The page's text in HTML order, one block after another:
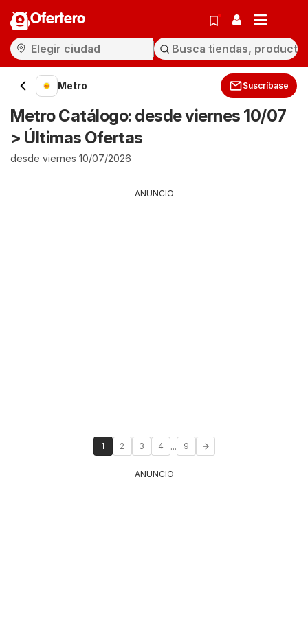
Ofertero
Metro Suscríbase
Metro Catálogo: desde viernes 10/07
> Últimas Ofertas
desde viernes 10/07/2026
ANUNCIO
1 2 3 4 ... 9
ANUNCIO